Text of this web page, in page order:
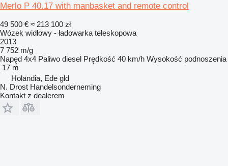
Merlo P 40.17 with manbasket and remote control
49 500 € ≈ 213 100 zł
Wózek widłowy - ładowarka teleskopowa
2013
7 752 m/g
Napęd 4x4 Paliwo diesel Prędkość 40 km/h Wysokość podnoszenia
17 m
Holandia, Ede gld
N. Drost Handelsonderneming
Kontakt z dealerem